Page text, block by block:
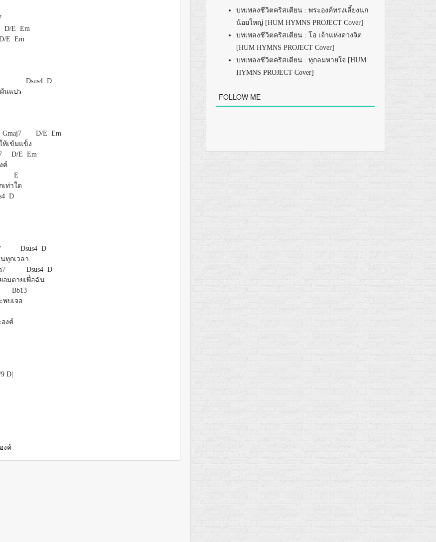
D/E Em
E Em
Dsus4 D
นแปร
Gmaj7
D/E Em
ห้เข้มแข็ง
D/E Em
ค์
E
เท่าใด
D
Dsus4 D
ทุกเวลา
Dsus4 D
อมตายเพื่อฉัน
Bb13
พบเจอ
องค์
D|
งค์
บทเพลงชีวิตคริสเตียน : พระองค์ทรงเลี้ยงนก
น้อยใหญ่ [HUM HYMNS PROJECT Cover]
บทเพลงชีวิตคริสเตียน : โอ เจ้าแห่งดวงจิต
[HUM HYMNS PROJECT Cover]
บทเพลงชีวิตคริสเตียน : ทุกลมหายใจ [HUM
HYMNS PROJECT Cover]
FOLLOW ME